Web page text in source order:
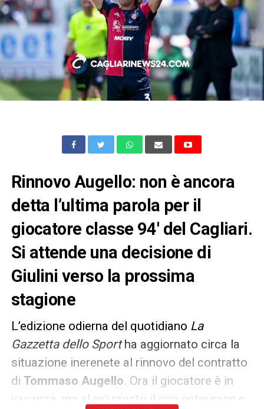
Rinnovo Augello: non è ancora
detta l’ultima parola per il
giocatore classe 94′ del Cagliari.
Si attende una decisione di
Giulini verso la prossima
stagione
L’edizione odierna del quotidiano La
Gazzetta dello Sportha aggiornato circa la
situazione inerenete al rinnovo del contratto
di Tommaso Augello. Ora il giocatore è in
vacanza, ma al più presto il suo entourage e